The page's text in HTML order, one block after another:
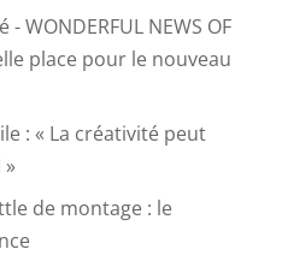
- WONDERFUL NEWS OF
place pour le nouveau
: « La créativité peut
de montage : le